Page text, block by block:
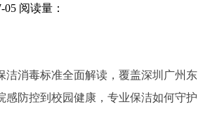
05 阅读量：
洁消毒标准全面解读，覆盖深圳广州东
感防控到校园健康，专业保洁如何守护